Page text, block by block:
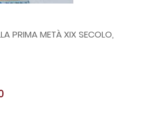
PRIMA METÀ XIX SECOLO,